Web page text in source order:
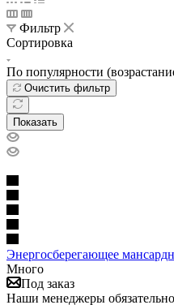
Фильтр
Сортировка
По популярности
Очистить фильтр
Показать
Энергосберегающее
Много
Под заказ
Наши менеджеры